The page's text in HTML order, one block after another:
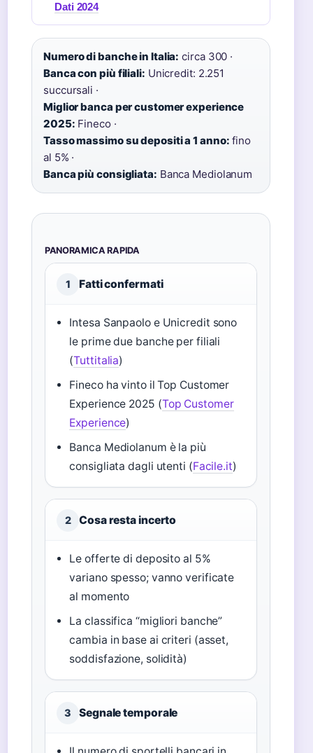
Dati 2024
Numero di banche in Italia: circa 300 ·
Banca con più filiali: Unicredit: 2.251
succursali ·
Miglior banca per customer experience
2025: Fineco ·
Tasso massimo su depositi a 1 anno: fino
al 5% ·
Banca più consigliata: Banca Mediolanum
PANORAMICA RAPIDA
1 Fatti confermati
Intesa Sanpaolo e Unicredit sono
le prime due banche per filiali
(Tuttitalia)
Fineco ha vinto il Top Customer
Experience 2025 (Top Customer
Experience)
Banca Mediolanum è la più
consigliata dagli utenti (Facile.it)
2 Cosa resta incerto
Le offerte di deposito al 5%
variano spesso; vanno verificate
al momento
La classifica “migliori banche”
cambia in base ai criteri (asset,
soddisfazione, solidità)
3 Segnale temporale